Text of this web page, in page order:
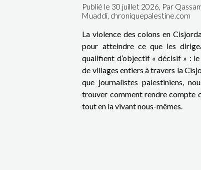
Publié le 30 juillet 2026, Par
Muaddi, chroniquepalestine.com
La violence des colons en
pour atteindre ce que les
qualifient d’objectif « décisif » :
de villages entiers à travers la
que journalistes palestiniens,
trouver comment rendre compte
tout en la vivant nous-mêmes.